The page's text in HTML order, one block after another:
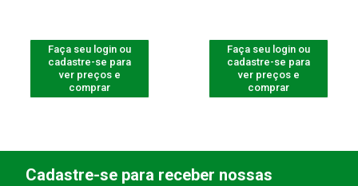
Faça seu login ou
cadastre-se para
ver preços e
comprar
Faça seu login ou
cadastre-se para
ver preços e
comprar
Cadastre-se para receber nossas